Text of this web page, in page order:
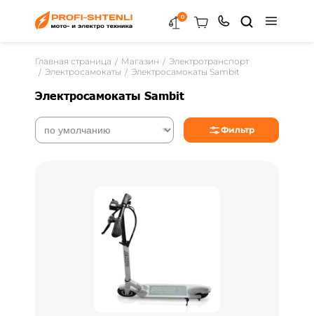
0
Главная страница Магазин
Электротранспорт
Электросамокаты
Электросамокаты Sambit
Электросамокаты Sambit
Фильтр